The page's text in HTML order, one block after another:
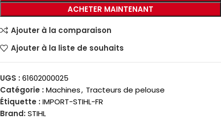
ACHETER MAINTENANT
Ajouter à la comparaison
Ajouter à la liste de souhaits
UGS : 61602000025
Catégorie : Machines, Tracteurs de pelouse
Étiquette : IMPORT-STIHL-FR
Brand: STIHL